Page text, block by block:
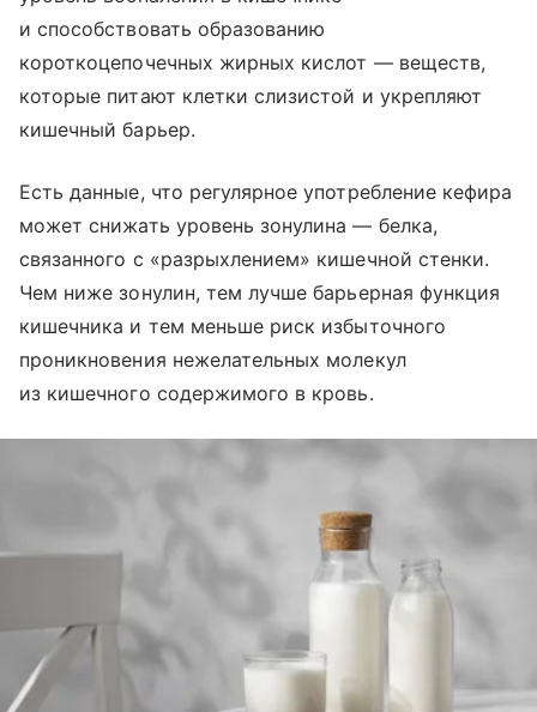
и способствовать образованию
короткоцепочечных жирных кислот — веществ,
которые питают клетки слизистой и укрепляют
кишечный барьер.
Есть данные, что регулярное употребление кефира
может снижать уровень зонулина — белка,
связанного с «разрыхлением» кишечной стенки.
Чем ниже зонулин, тем лучше барьерная функция
кишечника и тем меньше риск избыточного
проникновения нежелательных молекул
из кишечного содержимого в кровь.